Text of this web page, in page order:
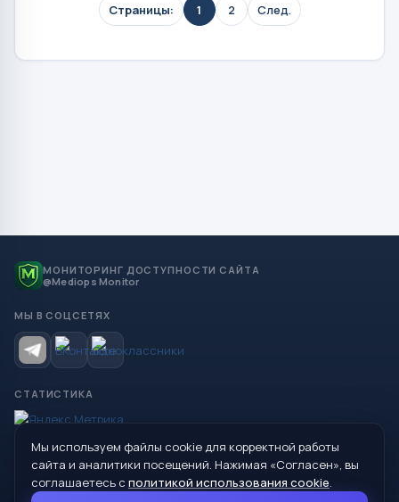
Страницы: 1 2 След.
МОНИТОРИНГ ДОСТУПНОСТИ САЙТА
@Mediops Monitor
МЫ В СОЦСЕТЯХ
СТАТИСТИКА
© 2026 Управление образования Администрации МО
Сухой Лог
Мы используем файлы cookie для корректной работы
сайта и аналитики посещений. Нажимая «Согласен», вы
соглашаетесь с политикой использования cookie.